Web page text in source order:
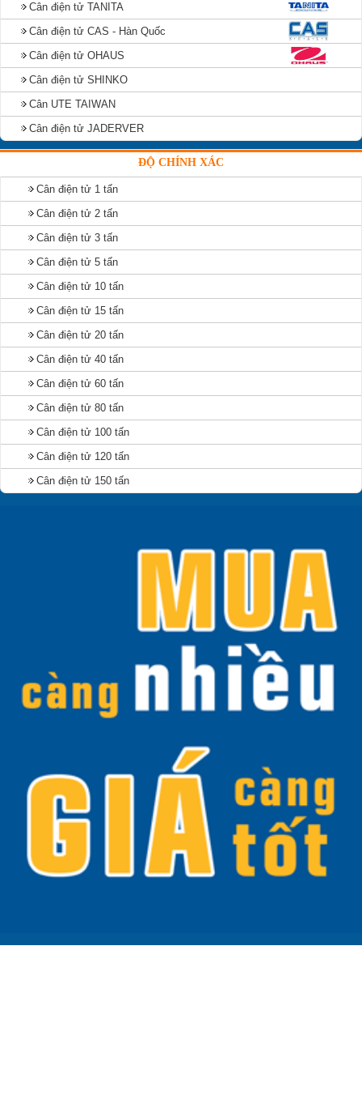
Cân điện tử TANITA
Cân điện tử CAS - Hàn Quốc
Cân điện tử OHAUS
Cân điện tử SHINKO
Cân UTE TAIWAN
Cân điện tử JADERVER
ĐỘ CHÍNH XÁC
Cân điện tử 1 tấn
Cân điện tử 2 tấn
Cân điện tử 3 tấn
Cân điện tử 5 tấn
Cân điện tử 10 tấn
Cân điện tử 15 tấn
Cân điện tử 20 tấn
Cân điện tử 40 tấn
Cân điện tử 60 tấn
Cân điện tử 80 tấn
Cân điện tử 100 tấn
Cân điện tử 120 tấn
Cân điện tử 150 tấn